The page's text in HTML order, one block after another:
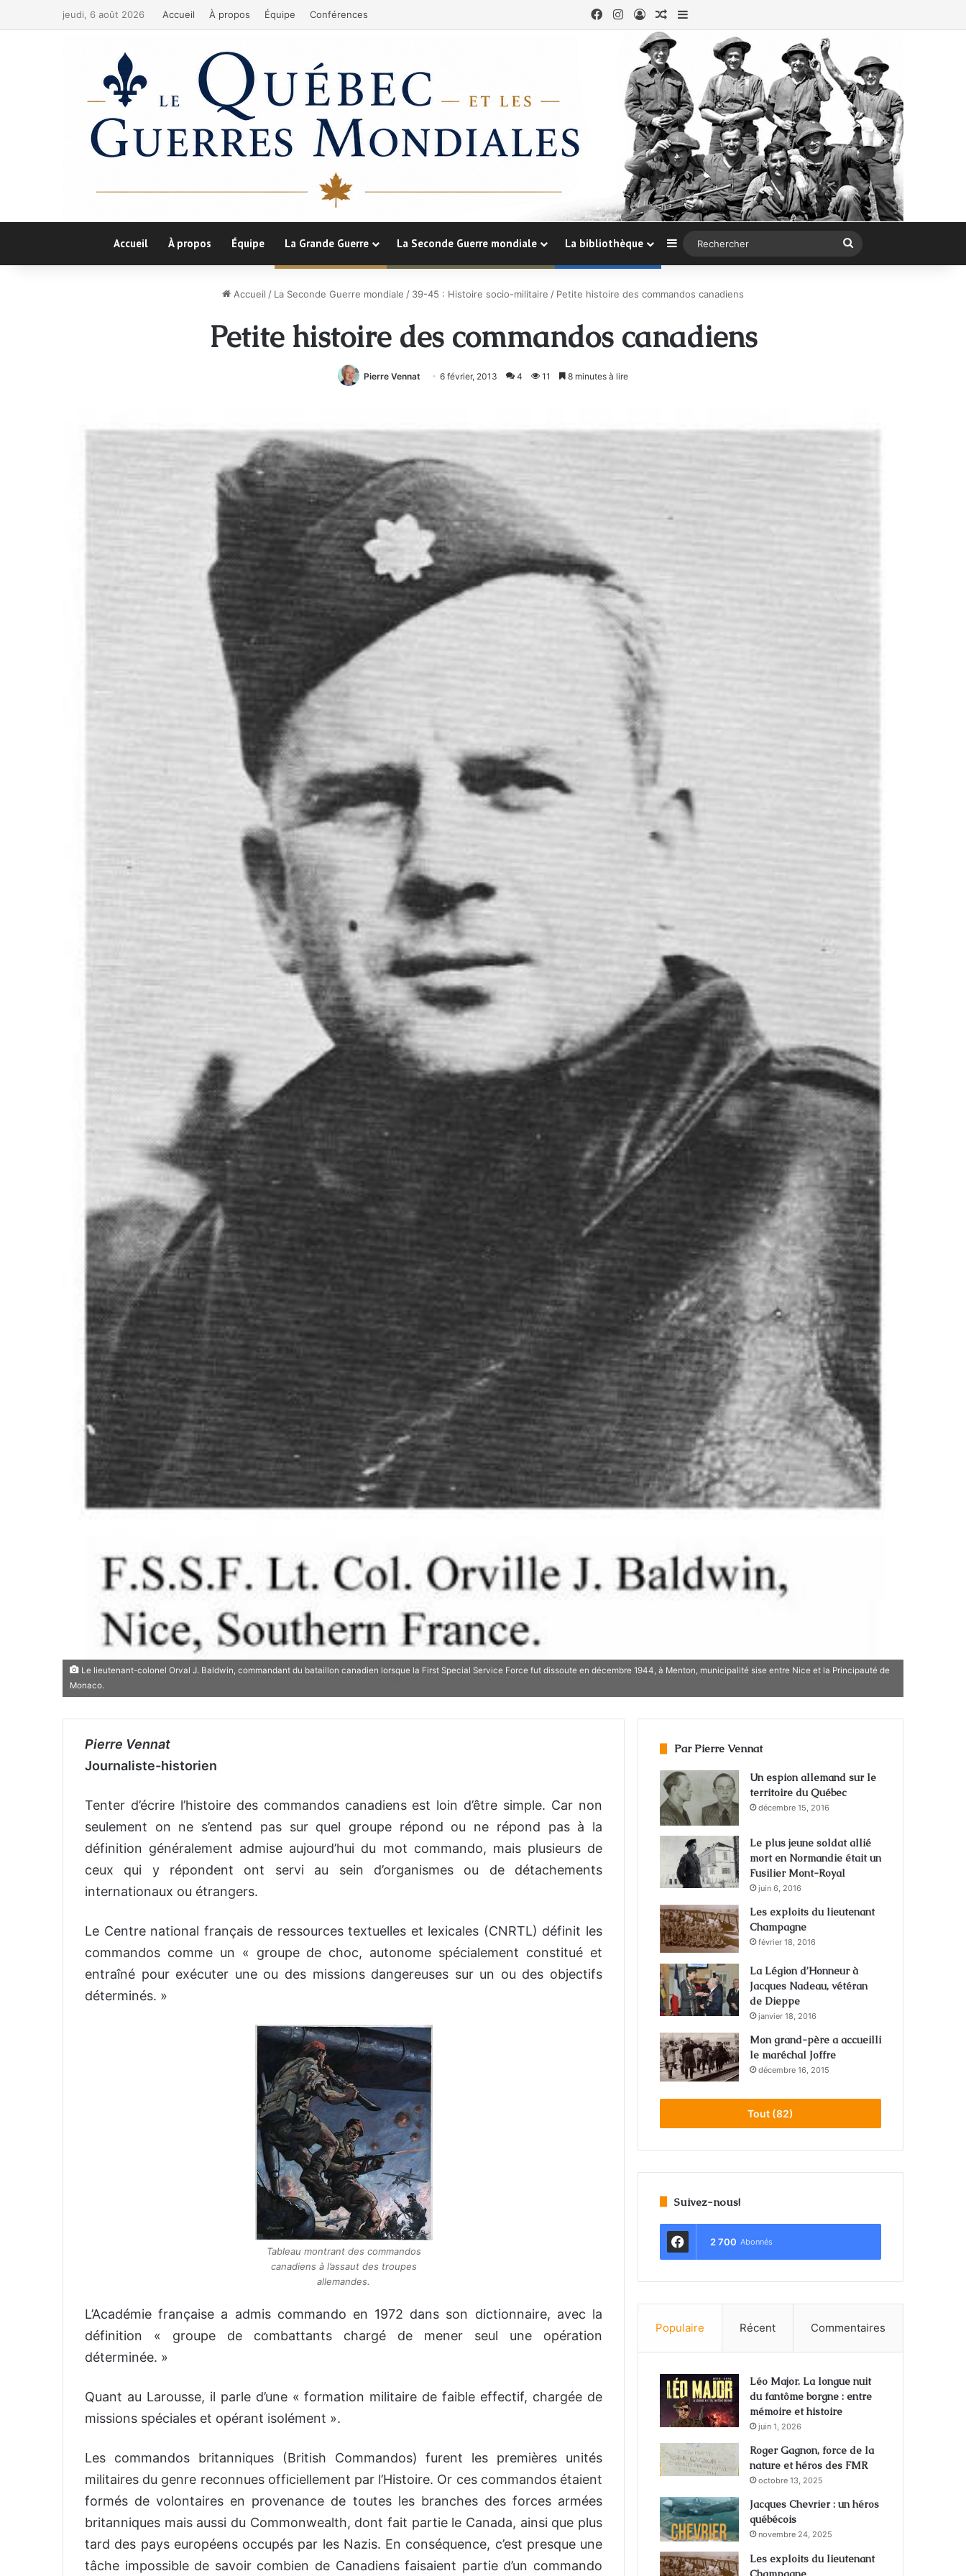
jeudi, 6 août 2026 Accueil À propos Équipe Conférences Facebook
InstagramConnexion
Article au hasard
Sidebar (barre latérale)
Accueil À propos Équipe La Grande Guerre La Seconde Guerre mondiale La bibliothèque Sidebar (barre latérale)
Accueil / La Seconde Guerre mondiale / 39-45 : Histoire socio-militaire / Petite histoire des commandos canadiens
Petite histoire des commandos canadiens
Pierre Vennat 6 février, 2013 4 11 8 minutes à lire
Le lieutenant-colonel Orval J. Baldwin, commandant du bataillon canadien lorsque la First Special Service Force fut dissoute en décembre 1944, à Menton, municipalité sise entre Nice et la Principauté de
Monaco.
Pierre Vennat
Journaliste-historien
Tenter d’écrire l’histoire des commandos canadiens est loin d’être simple. Car non
seulement on ne s’entend pas sur quel groupe répond ou ne répond pas à la
définition généralement admise aujourd’hui du mot commando, mais plusieurs de
ceux qui y répondent ont servi au sein d’organismes ou de détachements
internationaux ou étrangers.
Le Centre national français de ressources textuelles et lexicales (CNRTL) définit les
commandos comme un « groupe de choc, autonome spécialement constitué et
entraîné pour exécuter une ou des missions dangereuses sur un ou des objectifs
déterminés. »
Tableau montrant des commandos
canadiens à l’assaut des troupes
allemandes.
L’Académie française a admis commando en 1972 dans son dictionnaire, avec la
définition « groupe de combattants chargé de mener seul une opération
déterminée. »
Quant au Larousse, il parle d’une « formation militaire de faible effectif, chargée de
missions spéciales et opérant isolément ».
Les commandos britanniques (British Commandos) furent les premières unités
militaires du genre reconnues officiellement par l’Histoire. Or ces commandos étaient
formés de volontaires en provenance de toutes les branches des forces armées
britanniques mais aussi du Commonwealth, dont fait partie le Canada, ainsi que plus
tard des pays européens occupés par les Nazis. En conséquence, c’est presque une
tâche impossible de savoir combien de Canadiens faisaient partie d’un commando
Par Pierre Vennat
Un espion allemand sur le
territoire du Québec
décembre 15, 2016
Le plus jeune soldat allié
mort en Normandie était un
Fusilier Mont-Royal
juin 6, 2016
Les exploits du lieutenant
Champagne
février 18, 2016
La Légion d’Honneur à
Jacques Nadeau, vétéran
de Dieppe
janvier 18, 2016
Mon grand-père a accueilli
le maréchal Joffre
décembre 16, 2015
Tout (82)
Suivez-nous!
2 700 Abonnés
Populaire Récent Commentaires
Léo Major. La longue nuit
du fantôme borgne : entre
mémoire et histoire
juin 1, 2026
Roger Gagnon, force de la
nature et héros des FMR
octobre 13, 2025
Jacques Chevrier : un héros
québécois
novembre 24, 2025
Les exploits du lieutenant